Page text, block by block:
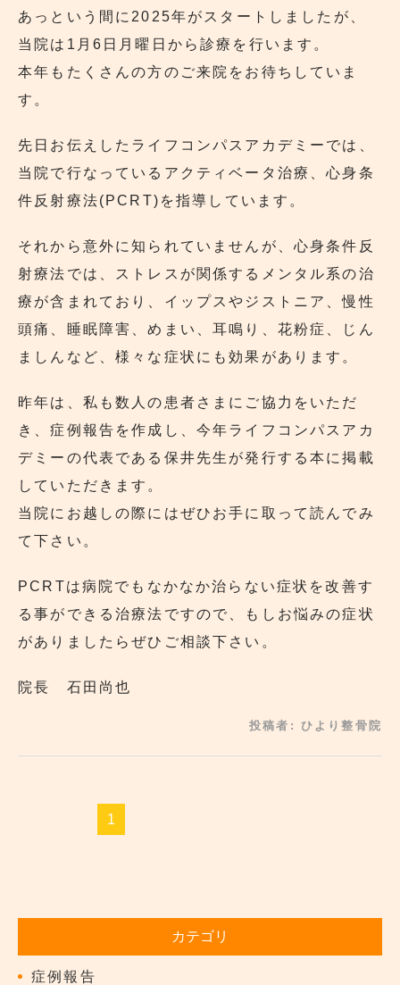
あっという間に2025年がスタートしましたが、
当院は1月6日月曜日から診療を行います。
本年もたくさんの方のご来院をお待ちしていま
す。
先日お伝えしたライフコンパスアカデミーでは、
当院で行なっているアクティベータ治療、心身条
件反射療法(PCRT)を指導しています。
それから意外に知られていませんが、心身条件反
射療法では、ストレスが関係するメンタル系の治
療が含まれており、イップスやジストニア、慢性
頭痛、睡眠障害、めまい、耳鳴り、花粉症、じん
ましんなど、様々な症状にも効果があります。
昨年は、私も数人の患者さまにご協力をいただ
き、症例報告を作成し、今年ライフコンパスアカ
デミーの代表である保井先生が発行する本に掲載
していただきます。
当院にお越しの際にはぜひお手に取って読んでみ
て下さい。
PCRTは病院でもなかなか治らない症状を改善す
る事ができる治療法ですので、もしお悩みの症状
がありましたらぜひご相談下さい。
院長 石田尚也
投稿者: ひより整骨院
1
カテゴリ
症例報告